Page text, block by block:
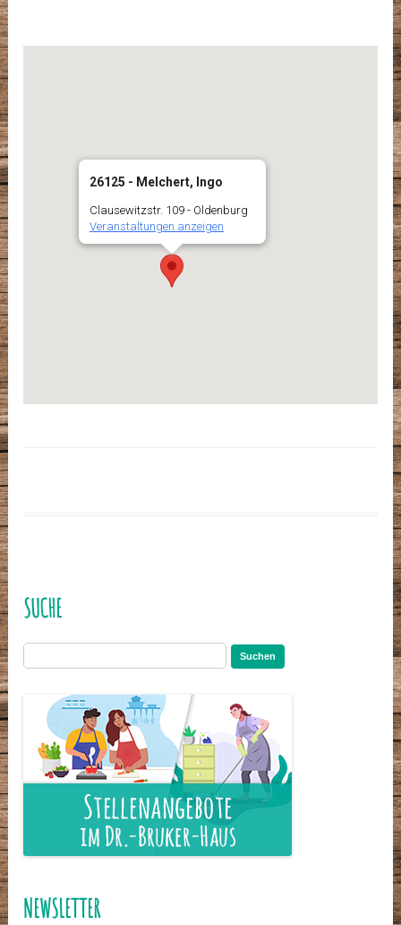
26125 - Melchert, Ingo
Clausewitzstr. 109 - Oldenburg
Veranstaltungen anzeigen
SUCHE
nach:
NEWSLETTER